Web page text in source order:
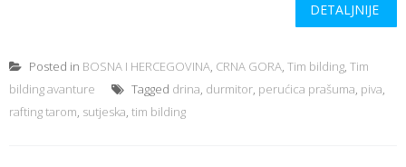
DETALJNIJE
Posted in BOSNA I HERCEGOVINA, CRNA GORA, Tim bilding, Tim
bilding avanture
Tagged drina, durmitor, perućica prašuma, piva,
rafting tarom, sutjeska, tim bilding